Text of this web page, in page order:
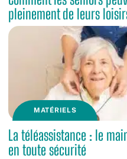
pleinement de leurs
MATÉRIELS
La téléassistance : le
en toute sécurité